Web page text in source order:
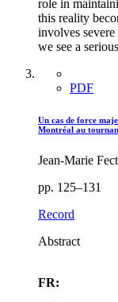
role in
this reality
involves
we see a
PDF
Un cas de force
Montréal au
Jean-Marie
pp. 125–131
Record
Abstract
FR: